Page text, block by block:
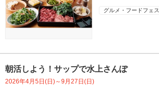
グルメ・フードフェス
朝活しよう！サップで水上さんぽ
2026年4月5日(日)～9月27日(日)